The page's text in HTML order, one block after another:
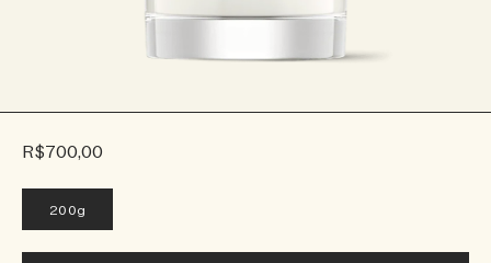
R$700,00
200g